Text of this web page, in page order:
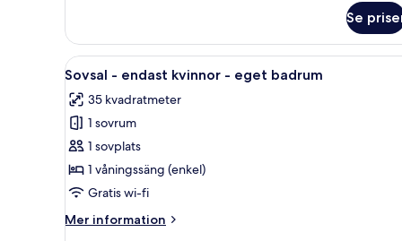
och
kvinnor)
-
delat
badrum
(18
beds
-
Room
2)
sovsal
Basic
sovsal
(män
och
kvinnor)
-
delat
badrum
(18
Se
Öppna
alla
foton
för
Sovsal
-
endast
-
Ett rum med en våningssäng,
5
Sovsal - endast kvinnor - eget badrum
35 kvadratmeter
1 sovrum
1 sovplats
1 våningssäng (enkel)
Gratis wi-fi
Mer information
Mer